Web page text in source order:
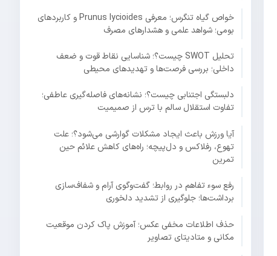
خواص گیاه تنگرس؛ معرفی Prunus lycioides و کاربردهای
بومی؛ شواهد علمی و هشدارهای مصرف
تحلیل SWOT چیست؟؛ شناسایی نقاط قوت و ضعف
داخلی؛ بررسی فرصت‌ها و تهدیدهای محیطی
دلبستگی اجتنابی چیست؟؛ نشانه‌های فاصله‌گیری عاطفی؛
تفاوت استقلال سالم با ترس از صمیمیت
آیا ورزش باعث ایجاد مشکلات گوارشی می‌شود؟؛ علت
تهوع، رفلاکس و دل‌پیچه؛ راه‌های کاهش علائم حین
تمرین
رفع سوء تفاهم در روابط؛ گفت‌وگوی آرام و شفاف‌سازی
برداشت‌ها؛ جلوگیری از تشدید دلخوری
حذف اطلاعات مخفی عکس؛ آموزش پاک کردن موقعیت
مکانی و متادیتای تصاویر